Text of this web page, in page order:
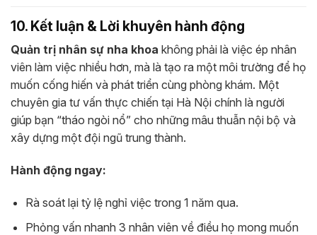
10. Kết luận & Lời khuyên hành động
Quản trị nhân sự nha khoa không phải là việc ép nhân
viên làm việc nhiều hơn, mà là tạo ra một môi trường để họ
muốn cống hiến và phát triển cùng phòng khám. Một
chuyên gia tư vấn thực chiến tại Hà Nội chính là người
giúp bạn “tháo ngòi nổ” cho những mâu thuẫn nội bộ và
xây dựng một đội ngũ trung thành.
Hành động ngay:
Rà soát lại tỷ lệ nghỉ việc trong 1 năm qua.
Phỏng vấn nhanh 3 nhân viên về điều họ mong muốn